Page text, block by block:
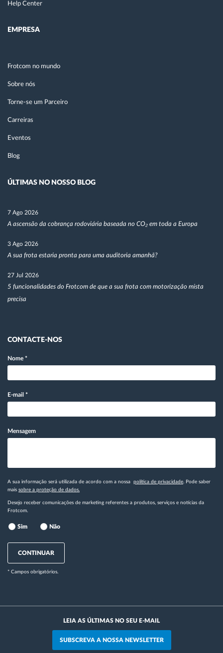
Help Center
EMPRESA
Frotcom no mundo
Sobre nós
Torne-se um Parceiro
Carreiras
Eventos
Blog
ÚLTIMAS NO NOSSO BLOG
7 Ago 2026
A ascensão da cobrança rodoviária baseada no CO₂ em toda a Europa
3 Ago 2026
A sua frota estaria pronta para uma auditoria amanhã?
27 Jul 2026
5 funcionalidades do Frotcom de que a sua frota com motorização mista
precisa
CONTACTE-NOS
Nome *
E-mail *
Mensagem
A sua informação será utilizada de acordo com a nossa política de privacidade. Pode saber
mais sobre a proteção de dados.
Desejo receber comunicações de marketing referentes a produtos, serviços e notícias da
Frotcom.
Sim Não
CONTINUAR
* Campos obrigatórios.
LEIA AS ÚLTIMAS NO SEU E-MAIL
SUBSCREVA A NOSSA NEWSLETTER